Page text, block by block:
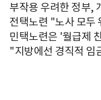
부작용 우려한 정부,
전택노련 "노사 모
민택노련은 '월급제
"지방에선 경직적 임